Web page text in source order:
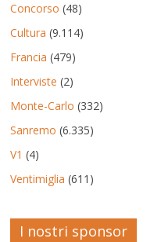
Concorso (48)
Cultura (9.114)
Francia (479)
Interviste (2)
Monte-Carlo (332)
Sanremo (6.335)
V1 (4)
Ventimiglia (611)
I nostri sponsor